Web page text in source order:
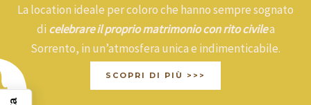
La location ideale per coloro che hanno sempre sognato
di celebrare il proprio matrimonio con rito civilea
Sorrento, in un’atmosfera unica e indimenticabile.
SCOPRI DI PIÙ >>>